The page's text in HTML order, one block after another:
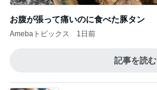
お腹が張って痛いのに食べた豚タン
Amebaトピックス 1日前
記事を読む